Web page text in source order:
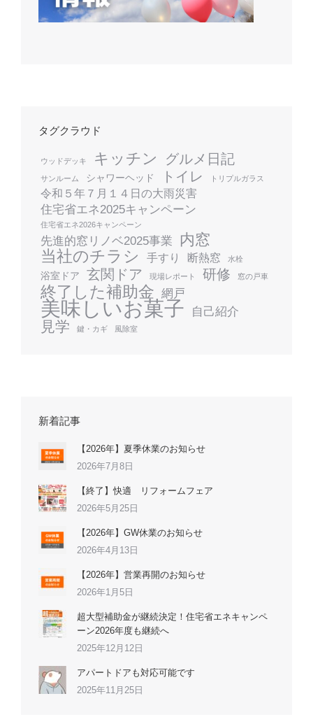
タグクラウド
ウッドデッキ キッチン グルメ日記
サンルーム シャワーヘッド トイレ トリプルガラス
令和５年７月１４日の大雨災害
住宅省エネ2025キャンペーン
住宅省エネ2026キャンペーン
先進的窓リノベ2025事業 内窓
当社のチラシ 手すり 断熱窓 水栓
浴室ドア 玄関ドア 現場レポート 研修 窓の戸車
終了した補助金 網戸
美味しいお菓子 自己紹介
見学 鍵・カギ 風除室
新着記事
【2026年】夏季休業のお知らせ
2026年7月8日
【終了】快適 リフォームフェア
2026年5月25日
【2026年】GW休業のお知らせ
2026年4月13日
【2026年】営業再開のお知らせ
2026年1月5日
超大型補助金が継続決定！住宅省エネキャンペ
ーン2026年度も継続へ
2025年12月12日
アパートドアも対応可能です
2025年11月25日